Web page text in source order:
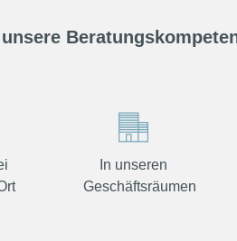
In unseren
Geschäftsräumen